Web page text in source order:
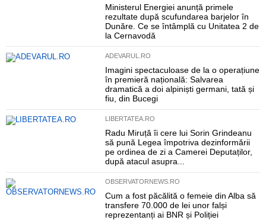
Ministerul Energiei anunță primele
rezultate după scufundarea barjelor în
Dunăre. Ce se întâmplă cu Unitatea 2 de
la Cernavodă
ADEVARUL.RO
Imagini spectaculoase de la o operațiune
în premieră națională: Salvarea
dramatică a doi alpiniști germani, tată și
fiu, din Bucegi
LIBERTATEA.RO
Radu Miruță îi cere lui Sorin Grindeanu
să pună Legea împotriva dezinformării
pe ordinea de zi a Camerei Deputaților,
după atacul asupra...
OBSERVATORNEWS.RO
Cum a fost păcălită o femeie din Alba să
transfere 70.000 de lei unor falși
reprezentanți ai BNR și Poliției